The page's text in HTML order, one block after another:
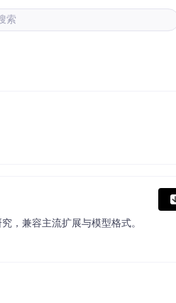
索
，兼容主流扩展与模型格式。